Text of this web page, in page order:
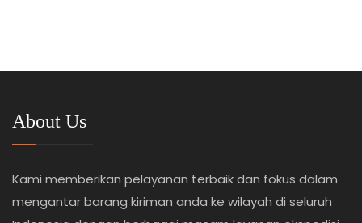
About Us
Kami memberikan pelayanan terbaik dan fokus dalam
mengantar barang kiriman anda ke wilayah di seluruh